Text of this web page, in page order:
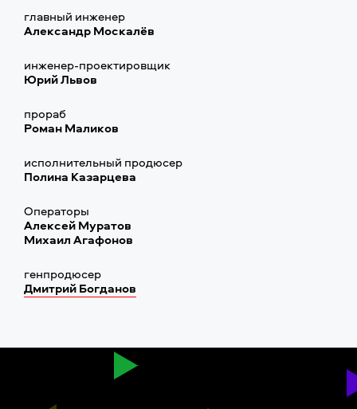
главный инженер
Александр Москалёв
инженер-проектировщик
Юрий Львов
прораб
Роман Маликов
исполнительный продюсер
Полина Казарцева
Операторы
Алексей Муратов
Михаил Агафонов
генпродюсер
Дмитрий Богданов